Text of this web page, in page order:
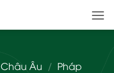
Châu Âu / Pháp